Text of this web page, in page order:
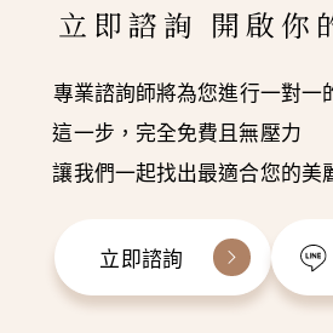
立即諮詢 開啟你
專業諮詢師將為您進行一對一
這一步，完全免費且無壓力
讓我們一起找出最適合您的美
立即諮詢